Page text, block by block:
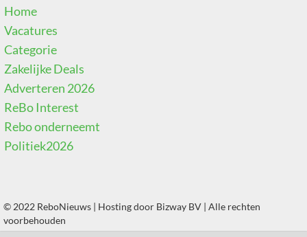
Home
Vacatures
Categorie
Zakelijke Deals
Adverteren 2026
ReBo Interest
Rebo onderneemt
Politiek2026
© 2022 ReboNieuws | Hosting door Bizway BV | Alle rechten
voorbehouden